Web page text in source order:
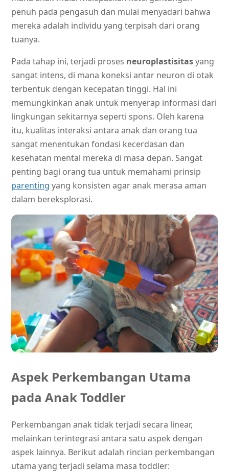
penuh pada pengasuh dan mulai menyadari bahwa
mereka adalah individu yang terpisah dari orang
tuanya.
Pada tahap ini, terjadi proses neuroplastisitasyang
sangat intens, di mana koneksi antar neuron di otak
terbentuk dengan kecepatan tinggi. Hal ini
memungkinkan anak untuk menyerap informasi dari
lingkungan sekitarnya seperti spons. Oleh karena
itu, kualitas interaksi antara anak dan orang tua
sangat menentukan fondasi kecerdasan dan
kesehatan mental mereka di masa depan. Sangat
penting bagi orang tua untuk memahami prinsip
parenting yang konsisten agar anak merasa aman
dalam bereksplorasi.
Aspek Perkembangan Utama
pada Anak Toddler
Perkembangan anak tidak terjadi secara linear,
melainkan terintegrasi antara satu aspek dengan
aspek lainnya. Berikut adalah rincian perkembangan
utama yang terjadi selama masa toddler: